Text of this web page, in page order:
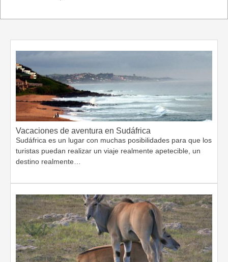
Vacaciones de aventura en Sudáfrica
Sudáfrica es un lugar con muchas posibilidades para que los
turistas puedan realizar un viaje realmente apetecible, un
destino realmente…